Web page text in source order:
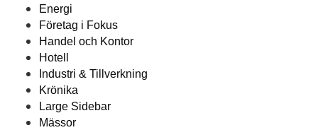
Energi
Företag i Fokus
Handel och Kontor
Hotell
Industri & Tillverkning
Krönika
Large Sidebar
Mässor